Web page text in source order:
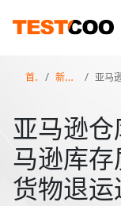
首页 新闻百科 亚马逊
亚马逊
马逊库
货物退